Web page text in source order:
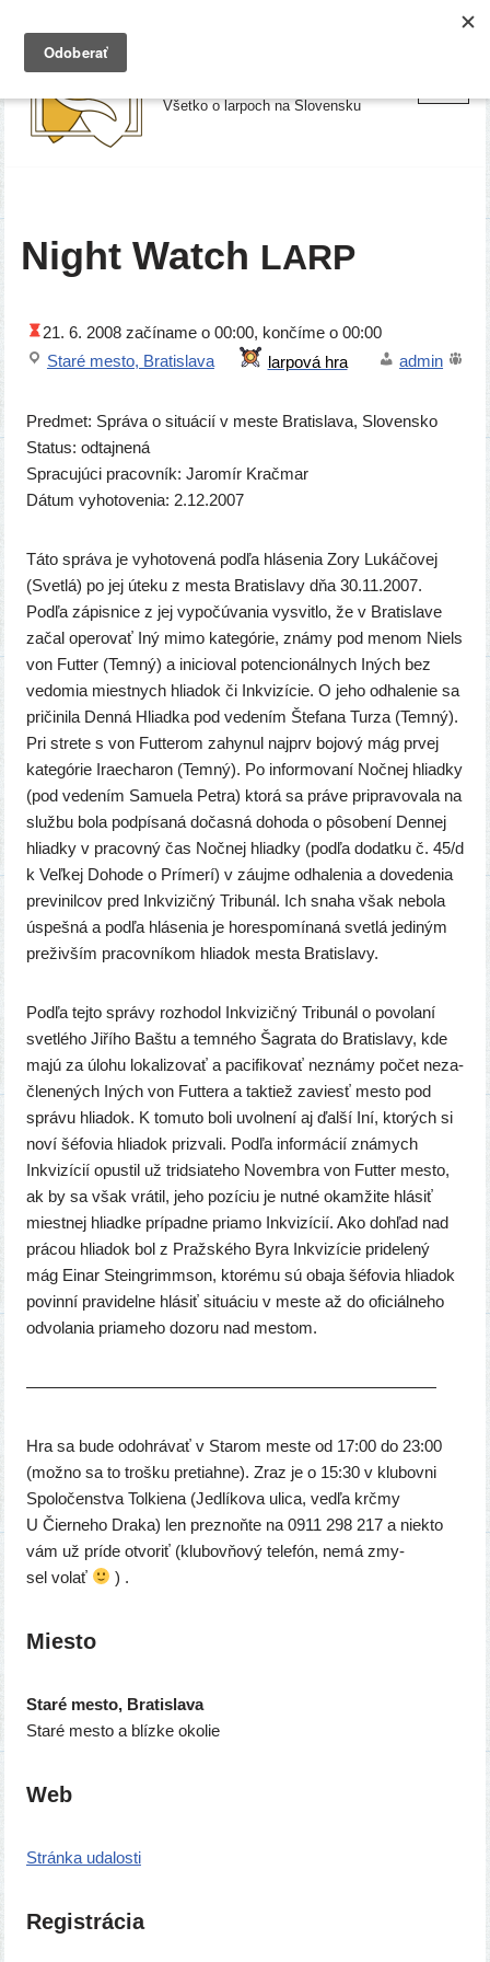
Preskočiť
Všetko o larpoch na Slovensku
Night Watch LARP
21. 6. 2008 začí­na­me o 00:00, kon­čí­me o 00:00
Staré mes­to, Bratislava
admin
Predmet: Správa o situ­ácií v mes­te Bratislava, Slovensko
Status: odtaj­ne­ná
Spracujúci pra­cov­ník: Jaromír Kračmar
Dátum vyho­to­ve­nia: 2.12.2007
Táto sprá­va je vyho­to­ve­ná pod­ľa hlá­se­nia Zory Lukáčovej
(Svetlá) po jej úte­ku z mes­ta Bratislavy dňa 30.11.2007.
Podľa zápis­ni­ce z jej vypo­čú­va­nia vysvit­lo, že v Bratislave
začal ope­ro­vať Iný mimo kate­gó­rie, zná­my pod menom Niels
von Futter (Temný) a ini­ci­oval poten­ci­onál­nych Iných bez
vedo­mia miest­nych hlia­dok či Inkvizície. O jeho odha­le­nie sa
pri­či­ni­la Denná Hliadka pod vede­ním Štefana Turza (Temný).
Pri stre­te s von Futterom zahy­nul najprv bojo­vý mág prvej
kate­gó­rie Iraecharon (Temný). Po infor­mo­va­ní Nočnej hliad­ky
(pod vede­ním Samuela Petra) kto­rá sa prá­ve pri­pra­vo­va­la na
služ­bu bola pod­pí­sa­ná dočas­ná doho­da o pôso­be­ní Dennej
hliad­ky v pra­cov­ný čas Nočnej hliad­ky (pod­ľa dodat­ku č. 45/d
k Veľkej Dohode o Prímerí) v záuj­me odha­le­nia a dove­de­nia
pre­vi­nil­cov pred Inkvizičný Tribunál. Ich sna­ha však nebo­la
úspeš­ná a pod­ľa hlá­se­nia je hores­po­mí­na­ná svet­lá jedi­ným
pre­živ­ším pra­cov­ní­kom hlia­dok mes­ta Bratislavy.
Podľa tej­to sprá­vy roz­ho­dol Inkvizičný Tribunál o povo­la­ní
svet­lé­ho Jiřího Baštu a tem­né­ho Šagrata do Bratislavy, kde
majú za úlo­hu loka­li­zo­vať a paci­fi­ko­vať nezná­my počet neza­
čle­ne­ných Iných von Futtera a tak­tiež zaviesť mes­to pod
sprá­vu hlia­dok. K tomu­to boli uvol­ne­ní aj ďal­ší Iní, kto­rých si
noví šéfo­via hlia­dok pri­zva­li. Podľa infor­má­cií zná­mych
Inkvizícií opus­til už trid­sia­te­ho Novembra von Futter mes­to,
ak by sa však vrá­til, jeho pozí­ciu je nut­né okam­ži­te hlá­siť
miest­nej hliad­ke prí­pad­ne pria­mo Inkvizícií. Ako dohľad nad
prá­cou hlia­dok bol z Pražského Byra Inkvizície pri­de­le­ný
mág Einar Steingrimmson, kto­ré­mu sú oba­ja šéfo­via hlia­dok
povin­ní pra­vi­del­ne hlá­siť situ­áciu v mes­te až do ofi­ciál­ne­ho
odvo­la­nia pria­me­ho dozo­ru nad mestom.
—————————————————————————
Hra sa bude odo­hrá­vať v Starom mes­te od 17:00 do 23:00
(mož­no sa to troš­ku pre­tiah­ne). Zraz je o 15:30 v klu­bov­ni
Spoločenstva Tolkiena (Jedlíkova uli­ca, ved­ľa krč­my
U Čierneho Draka) len pre­znoň­te na 0911 298 217 a nie­kto
vám už prí­de otvo­riť (klu­bov­ňo­vý tele­fón, nemá zmy­
sel volať
) .
Miesto
Staré mes­to, Bratislava
Staré mes­to a blíz­ke okolie
Web
Stránka uda­los­ti
Registrácia